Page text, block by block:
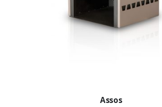
Assos